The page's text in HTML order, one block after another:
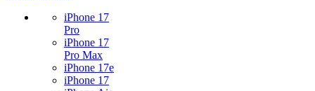
iPhone 17
Pro
iPhone 17
Pro Max
iPhone 17e
iPhone 17